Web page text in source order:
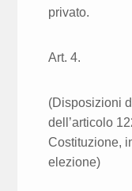
privato.
Art. 4.
(Disposizioni
dell’articolo
Costituzione,
elezione)